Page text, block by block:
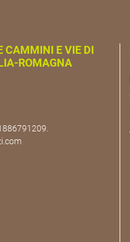
CAMMINI E VIE DI
ROMAGNA